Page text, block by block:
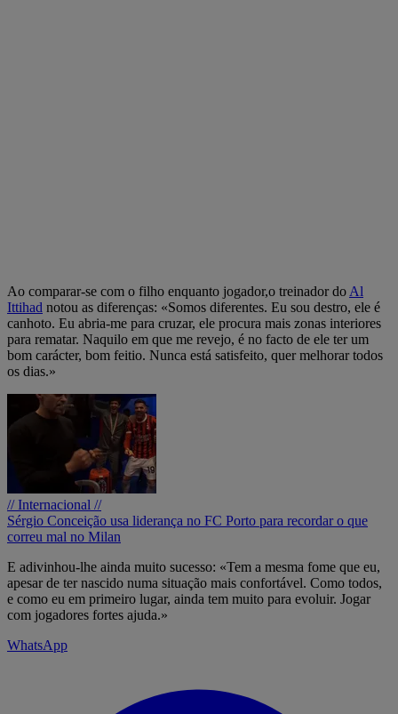
Ao comparar-se com o filho enquanto jogador,o treinador do Al
Ittihad notou as diferenças: «Somos diferentes. Eu sou destro, ele é
canhoto. Eu abria-me para cruzar, ele procura mais zonas interiores
para rematar. Naquilo em que me revejo, é no facto de ele ter um
bom carácter, bom feitio. Nunca está satisfeito, quer melhorar todos
os dias.»
// Internacional //
Sérgio Conceição usa liderança no FC Porto para recordar o que
correu mal no Milan
E adivinhou-lhe ainda muito sucesso: «Tem a mesma fome que eu,
apesar de ter nascido numa situação mais confortável. Como todos,
e como eu em primeiro lugar, ainda tem muito para evoluir. Jogar
com jogadores fortes ajuda.»
WhatsApp